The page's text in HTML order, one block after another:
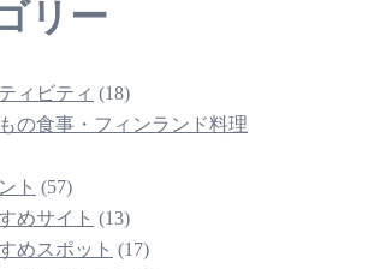
リー
ィビティ (18)
の食事・フィンランド料理
ト (57)
めサイト (13)
めスポット (17)